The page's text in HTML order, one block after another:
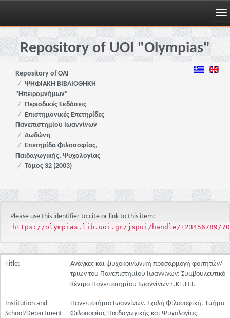
Skip
navigationRepository of UOI "Olympias"
Repository of OAI
ΨΗΦΙΑΚΗ ΒΙΒΛΙΟΘΗΚΗ
"Ηπειρομνήμων"
Περιοδικές Εκδόσεις
Επιστημονικές Επετηρίδες
Πανεπιστημίου Ιωαννίνων
Δωδώνη
Επετηρίδα Φιλοσοφίας,
Παιδαγωγικής, Ψυχολογίας
Τόμος 32 (2003)
Please use this identifier to cite or link to this item:
https://olympias.lib.uoi.gr/jspui/handle/123456789/
Title:
Ανάγκες και ψυχοκοινωνική προσαρμογή φοιτητών/
τριων του Πανεπιστημίου Ιωαννίνων: Συμβουλευτικό
Κέντρο Πανεπιστημίου Ιωαννίνων Σ.ΚΕ.Π.Ι.
Institution and
School/Department
Πανεπιστήμιο Ιωαννίνων. Σχολή Φιλοσοφική. Τμήμα
Φιλοσοφίας Παιδαγωγικής και Ψυχολογίας